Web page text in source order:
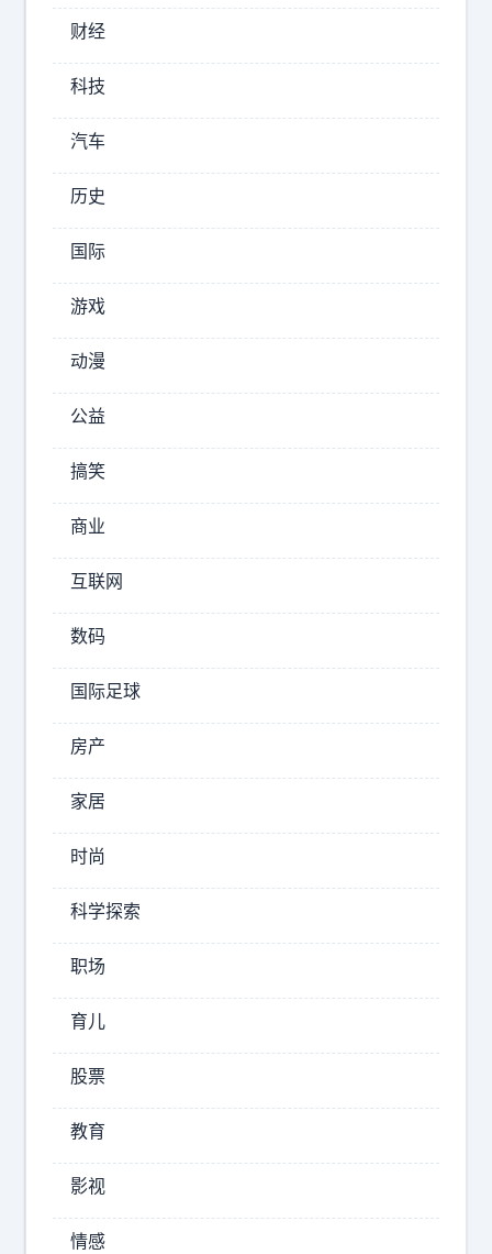
几
百
亿
套
现
跑
路
，
不
是
为
传
输
，
恰
是
为
他
赢
得
太
惨
2026-
08-
08
18:20
幕
沧
小
澜
巴
特
底
清
仓
比
标
签
亚
财经
科技
汽车
历史
国际
游戏
动漫
公益
搞笑
商业
互联网
数码
国际足球
房产
家居
时尚
科学探索
职场
育儿
股票
教育
影视
情感